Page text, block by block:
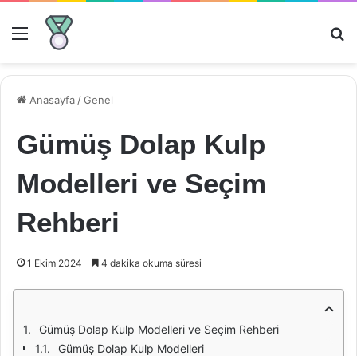
Menü
Anasayfa /Genel
Gümüş Dolap Kulp
Modelleri ve Seçim
Rehberi
1 Ekim 2024 4 dakika okuma süresi
Gümüş Dolap Kulp Modelleri ve Seçim Rehberi
Gümüş Dolap Kulp Modelleri